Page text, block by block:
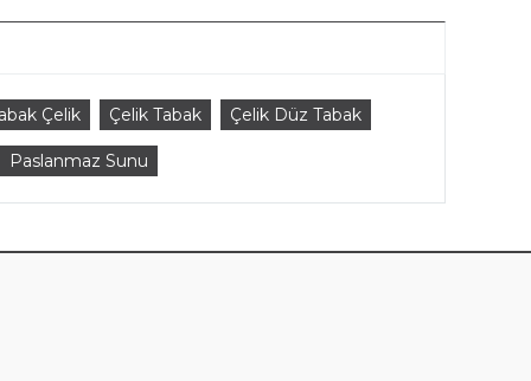
Çelik Çelik Tabak Çelik Düz Tabak
Paslanmaz Sunu